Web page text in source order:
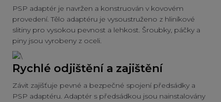
PSP adaptér je navržen a konstruován v kovovém
provedení. Tělo adaptéru je vysoustruženo z hliníkové
slitiny pro vysokou pevnost a lehkost. Šroubky, páčky a
piny jsou vyrobeny z oceli.
Rychlé odjištění a zajištění
Závit zajišťuje pevné a bezpečné spojení předsádky a
PSP adaptéru. Adaptér s předsádkou jsou nainstalovány